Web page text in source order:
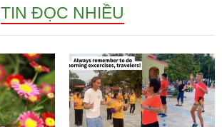
TIN ĐỌC NHIỀU